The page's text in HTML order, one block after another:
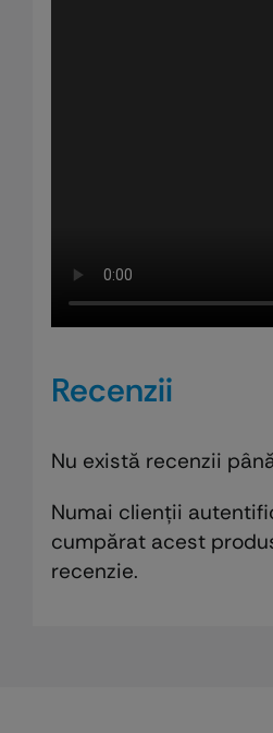
Recenzii
Nu există recenzii
Numai clienții
cumpărat acest
recenzie.